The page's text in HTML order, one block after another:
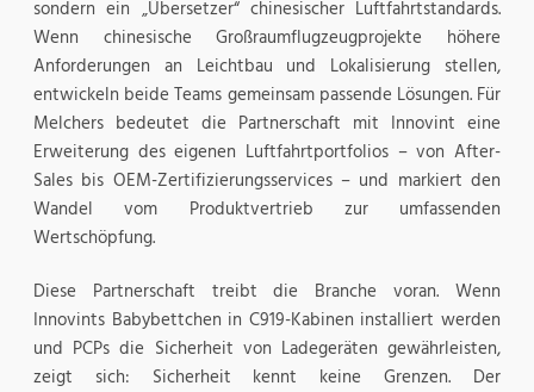
sondern ein „Übersetzer“ chinesischer Luftfahrtstandards.
Wenn chinesische Großraumflugzeugprojekte höhere
Anforderungen an Leichtbau und Lokalisierung stellen,
entwickeln beide Teams gemeinsam passende Lösungen. Für
Melchers bedeutet die Partnerschaft mit Innovint eine
Erweiterung des eigenen Luftfahrtportfolios – von After-
Sales bis OEM-Zertifizierungsservices – und markiert den
Wandel vom Produktvertrieb zur umfassenden
Wertschöpfung.
Diese Partnerschaft treibt die Branche voran. Wenn
Innovints Babybettchen in C919-Kabinen installiert werden
und PCPs die Sicherheit von Ladegeräten gewährleisten,
zeigt sich: Sicherheit kennt keine Grenzen. Der